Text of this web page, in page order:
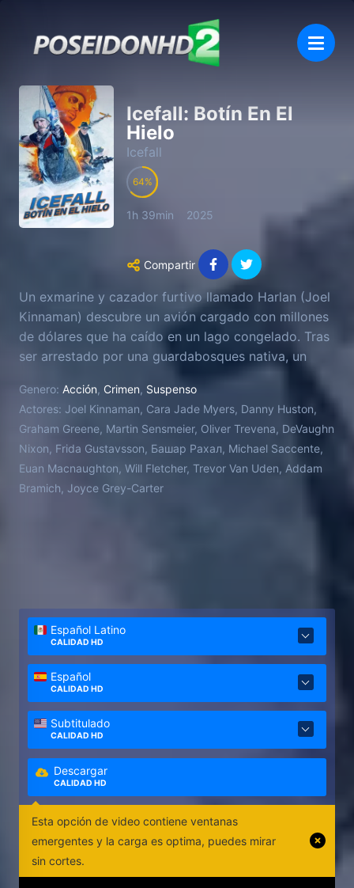
Icefall: Botín En El
Hielo
Icefall
64
1h 39min 2025
Compartir
Un exmarine y cazador furtivo llamado Harlan (Joel
Kinnaman) descubre un avión cargado con millones
de dólares que ha caído en un lago congelado. Tras
ser arrestado por una guardabosques nativa, un
de su paradero. Por ello, Harlan y la ranger se unen
para luchar e intentar escapar a través del peligroso
lago antes de que el hielo se derrita.
Genero: Acción, Crimen, Suspenso
Actores: Joel Kinnaman, Cara Jade Myers, Danny Huston,
Graham Greene, Martin Sensmeier, Oliver Trevena, DeVaughn
Nixon, Frida Gustavsson, Башар Рахал, Michael Saccente,
Euan Macnaughton, Will Fletcher, Trevor Van Uden, Addam
Bramich, Joyce Grey-Carter
Español Latino
CALIDAD HD
Español
CALIDAD HD
Subtitulado
CALIDAD HD
Descargar
CALIDAD HD
Esta opción de video contiene ventanas
emergentes y la carga es optima, puedes mirar
sin cortes.